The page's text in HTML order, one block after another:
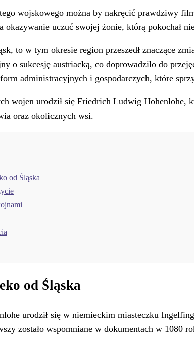
wojskowego można by nakręcić prawdziwy
okazywanie uczuć swojej żonie, którą pokochał
to w tym okresie region przeszedł znaczące
o sukcesję austriacką, co doprowadziło do
administracyjnych i gospodarczych, które
wojen urodził się Friedrich Ludwig Hohenlohe,
oraz okolicznych wsi.
od Śląska
od Śląska
urodził się w niemieckim miasteczku
zostało wspomniane w dokumentach w 1080